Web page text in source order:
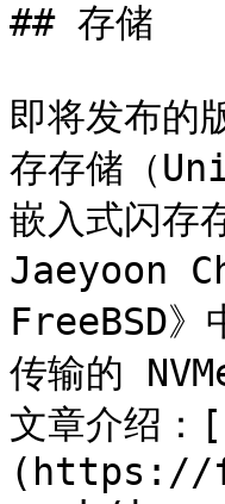
## 存储
即将发布的
存存储（
嵌入式闪存
Jaeyoon
FreeBSD
传输的
文章介绍
(https://